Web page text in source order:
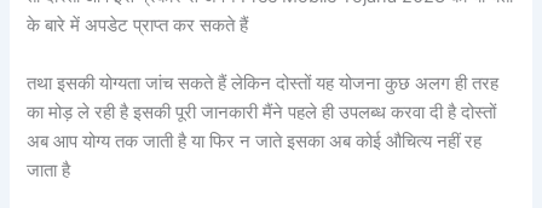
के बारे में अपडेट प्राप्त कर सकते हैं
तथा इसकी योग्यता जांच सकते हैं लेकिन दोस्तों यह योजना कुछ अलग ही तरह
का मोड़ ले रही है इसकी पूरी जानकारी मैंने पहले ही उपलब्ध करवा दी है दोस्तों
अब आप योग्य तक जाती है या फिर न जाते इसका अब कोई औचित्य नहीं रह
जाता है